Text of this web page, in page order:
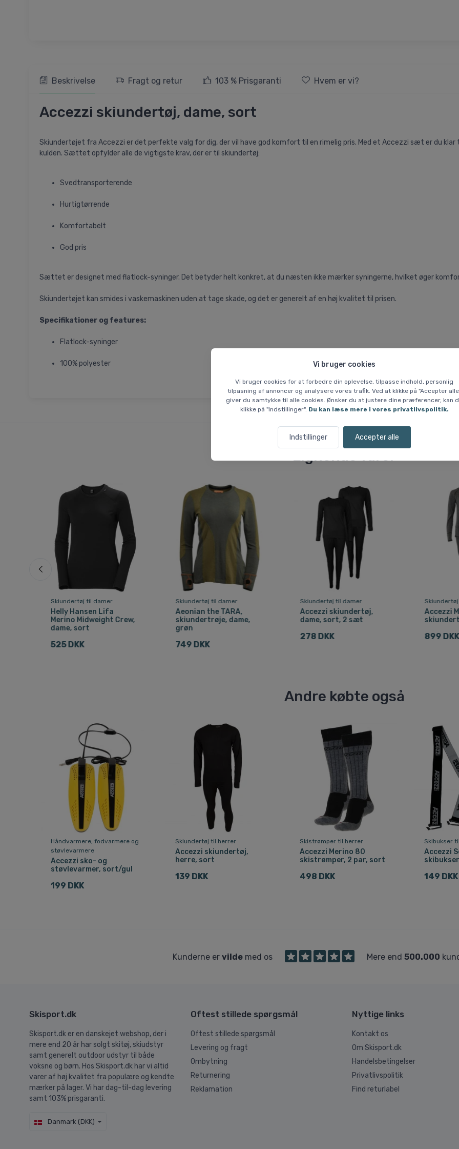
Vi bruger cookies
Vi bruger cookies for at forbedre din oplevelse, tilpasse indhold, personlig
tilpasning af annoncer og analysere vores trafik. Ved at klikke på "Accepter
giver du samtykke til alle cookies. Ønsker du at justere dine præferencer, kan
klikke på "Indstillinger". Du kan læse mere i vores privatlivspolitik.
Indstillinger Accepter alle
Beskrivelse Fragt og retur 103 % Prisgaranti Hvem er vi?
Accezzi skiundertøj, dame, sort
Skiundertøjet fra Accezzi er det perfekte valg for dig, der vil have god komfort til en rimelig pris. Med et Accezzi sæt er du
kulden. Sættet opfylder alle de vigtigste krav, der er til skiundertøj:
Svedtransporterende
Hurtigtørrende
Komfortabelt
God pris
Sættet er designet med flatlock-syninger. Det betyder helt konkret, at du næsten ikke mærker syningerne, hvilket øger
Skiundertøjet kan smides i vaskemaskinen uden at tage skade, og det er generelt af en høj kvalitet til prisen.
Specifikationer og features:
Flatlock-syninger
100% polyester
Lignende varer
Skiundertøj til damer
Helly Hansen Lifa
Merino Midweight Crew,
dame, sort
525 DKK
Skiundertøj til damer
Aeonian the TARA,
skiundertrøje, dame,
grøn
749 DKK
Skiundertøj til damer
Accezzi skiundertøj,
dame, sort, 2 sæt
278 DKK
Accezzi
899 DKK
Andre købte også
Håndvarmere, fodvarmere og
støvlevarmere
Accezzi sko- og
støvlevarmer, sort/gul
199 DKK
Skiundertøj til herrer
Accezzi skiundertøj,
herre, sort
139 DKK
Skistrømper til herrer
Accezzi Merino 80
skistrømper, 2 par, sort
498 DKK
Skibukser
Accezzi
149 DKK
Kunderne er vildemed os Mere end 500.000
Skisport.dk
Skisport.dk er en danskejet webshop, der i
mere end 20 år har solgt skitøj, skiudstyr
samt generelt outdoor udstyr til både
voksne og børn. Hos Skisport.dk har vi altid
varer af høj kvalitet fra populære og kendte
mærker på lager. Vi har dag-til-dag levering
samt 103% prisgaranti.
Danmark (DKK)
Oftest stillede spørgsmål
Oftest stillede spørgsmål
Levering og fragt
Ombytning
Returnering
Reklamation
Nyttige links
Kontakt os
Om Skisport.dk
Handelsbetingelser
Privatlivspolitik
Find returlabel